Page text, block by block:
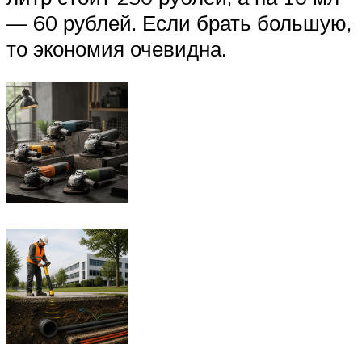
— 60 рублей. Если брать большую,
то экономия очевидна.